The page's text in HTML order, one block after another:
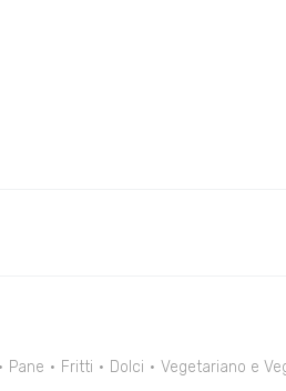
Pane Fritti Dolci Vegetariano e